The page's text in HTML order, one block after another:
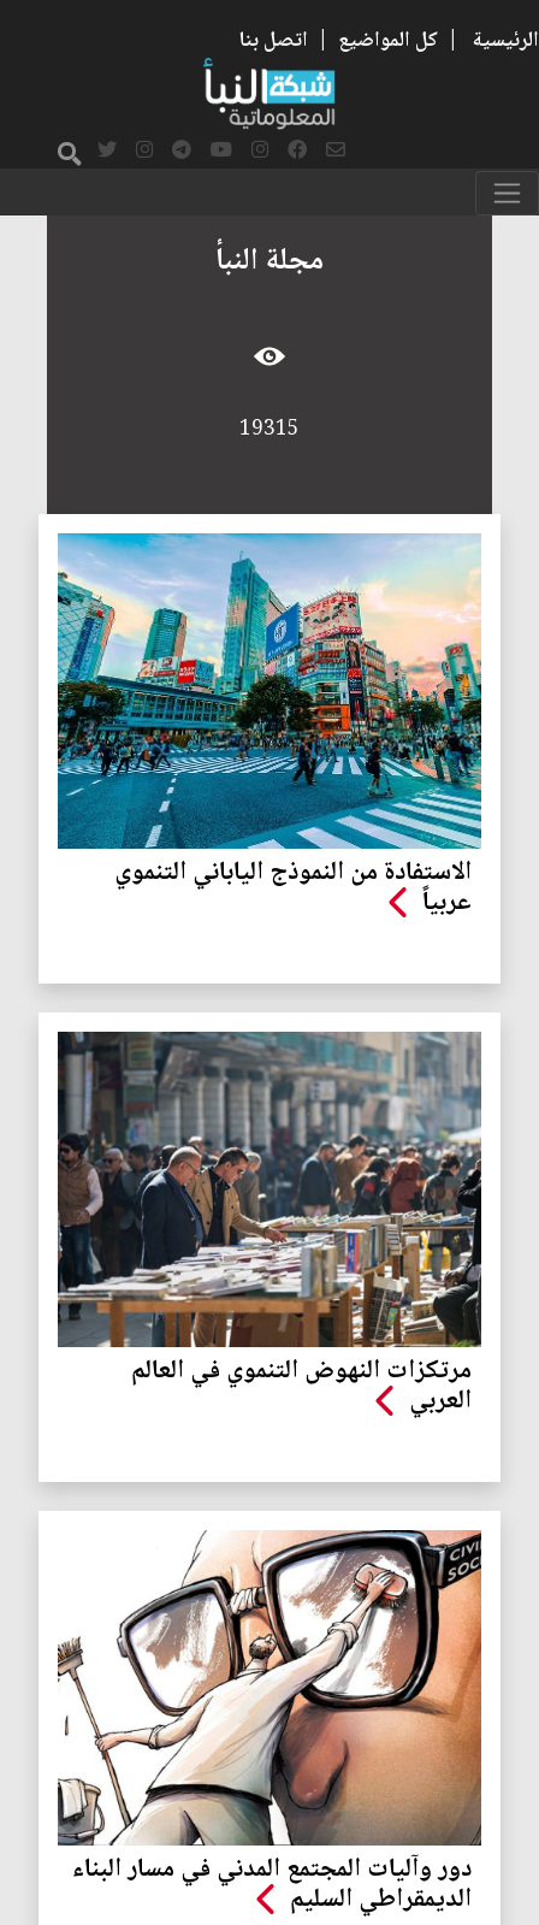
الرئيسية | كل المواضيع | اتصل بنا
مجلة النبأ
19315
الاستفادة من النموذج الياباني التنموي
عربياً
مرتكزات النهوض التنموي في العالم
العربي
دور وآليات المجتمع المدني في مسار البناء
الديمقراطي السليم